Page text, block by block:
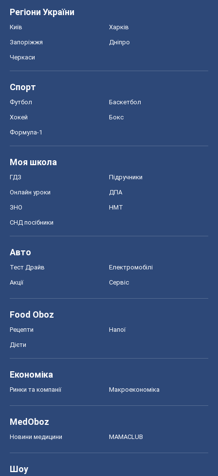
Регіони України
Київ Харків
Запоріжжя Дніпро
Черкаси
Спорт
Футбол Баскетбол
Хокей Бокс
Формула-1
Моя школа
ГДЗ Підручники
Онлайн уроки ДПА
ЗНО НМТ
СНД посібники
Авто
Тест Драйв Електромобілі
Акції Сервіс
Food Oboz
Рецепти Напої
Дієти
Економіка
Ринки та компанії Макроекономіка
MedOboz
Новини медицини MAMACLUB
Шоу